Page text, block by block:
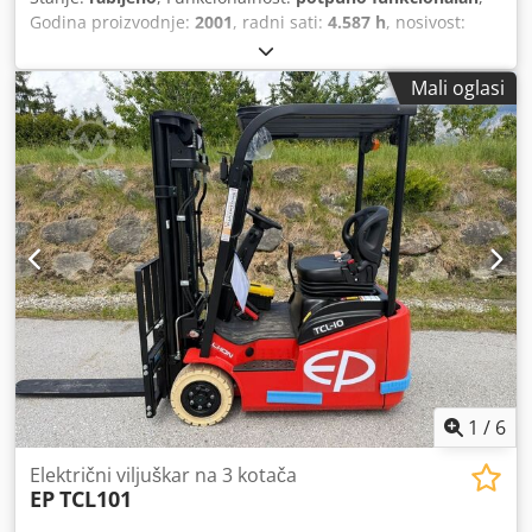
Godina proizvodnje: 2001, radni sati: 4.587 h, nosivost:
3.500 mm
dupleks, građevinska visina:2.260 mm, duljina vilica:
1.200 mm, Električni viličar s 3 kotača Težište tereta: 500
mm Širina vilica: 100 mm Debljina vilica: 50 mm Tip
jarbola: Duplex Stanje: Spreman za uporabu i potpuno
funkcionalan Tehničko stanje: dobro Prednje gume stanje:
80 - 100% Stražnje gume stanje: 80 - 100% Baterija Volt:
48V Baterija Ah: 625Ah Godina proizvodnje baterije: 2017
Bočni pomak, 3. ventil, 4. ventil, prednja radna svjetla,
krovni pokrov, unutarnje ogledalo, 3 kotača, sjedalo,
Dedpfxezrcmno Aqgokr NARANČASTO ROTACIJSKO
SVJETLO
Mali oglasi
1 / 6
Električni viljuškar na 3 kotača
EPTCL101